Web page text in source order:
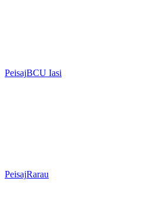
PeisajBCU Iasi
PeisajRarau